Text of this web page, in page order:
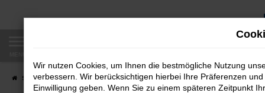
Zum
Startseite Fahrzeugangebote Autobörse
Wir nutzen Cookies, um Ihnen die bestmögliche Nutzung
verbessern. Wir berücksichtigen hierbei Ihre Präferenzen
Einwilligung geben. Wenn Sie zu einem späteren Zeitpunkt